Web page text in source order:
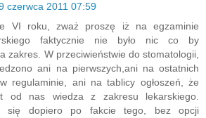
czerwca 2011 07:59
VI roku, zważ proszę iż na egzaminie
faktycznie nie było nic co by
zakres. W przeciwieństwie do stomatologii,
ani na pierwszych,ani na ostatnich
regulaminie, ani na tablicy ogłoszeń, że
od nas wiedza z zakresu lekarskiego.
się dopiero po fakcie tego, bez opcji